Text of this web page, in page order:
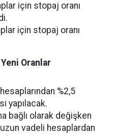
için stopaj oranı
için stopaj oranı
Oranlar
%2,5
yapılacak.
bağlı olarak değişken
vadeli hesaplardan